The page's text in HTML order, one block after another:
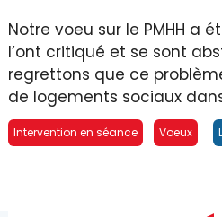
Notre voeu sur le PMHH a
l’ont critiqué et se sont
regrettons que ce
de logements sociaux
Intervention en séance Voeux